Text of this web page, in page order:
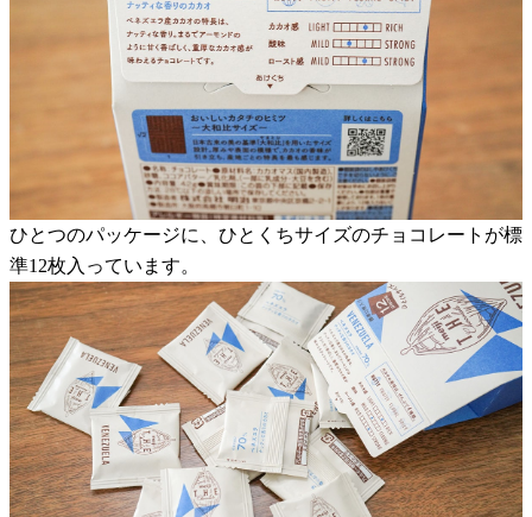
ひとつのパッケージに、ひとくちサイズのチョコレートが標
準12枚入っています。